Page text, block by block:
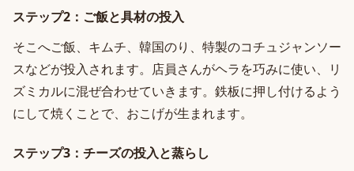
ステップ2：ご飯と具材の投入
そこへご飯、キムチ、韓国のり、特製のコチュジャンソー
スなどが投入されます。店員さんがヘラを巧みに使い、リ
ズミカルに混ぜ合わせていきます。鉄板に押し付けるよう
にして焼くことで、おこげが生まれます。
ステップ3：チーズの投入と蒸らし